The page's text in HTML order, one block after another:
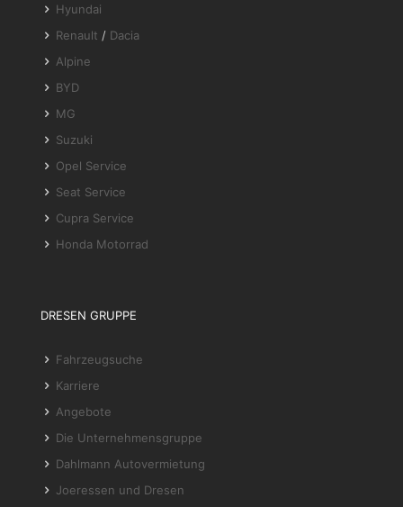
Hyundai
Renault / Dacia
Alpine
BYD
MG
Suzuki
Opel Service
Seat Service
Cupra Service
Honda Motorrad
DRESEN GRUPPE
Fahrzeugsuche
Karriere
Angebote
Die Unternehmensgruppe
Dahlmann Autovermietung
Joeressen und Dresen